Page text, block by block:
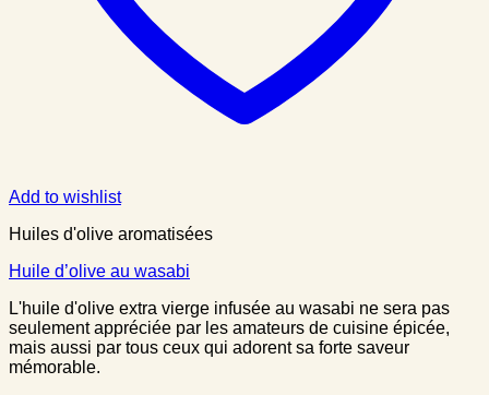
Add to wishlist
Huiles d'olive aromatisées
Huile d’olive au wasabi
L'huile d'olive extra vierge infusée au wasabi ne sera pas
seulement appréciée par les amateurs de cuisine épicée,
mais aussi par tous ceux qui adorent sa forte saveur
mémorable.